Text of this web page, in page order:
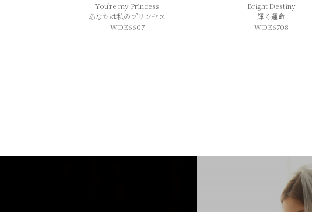
You're my Princess
あなたは私のプリンセス
WDE6607
Bright Destiny
輝く運命
WDE6708